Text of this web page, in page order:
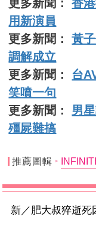
更多新聞：香
用新演員
更多新聞：黃
調解成立
更多新聞： 台
笑噴一句
更多新聞： 男
殭屍難搞
推薦圖輯
新／肥大叔猝逝